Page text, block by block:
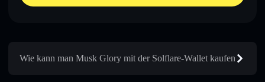
Wie kann man Musk Glory mit der Solflare-Wallet kaufen